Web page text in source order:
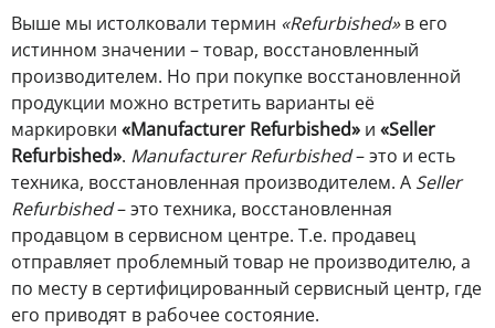
Выше мы истолковали термин «Refurbished»в его
истинном значении – товар, восстановленный
производителем. Но при покупке восстановленной
продукции можно встретить варианты её
маркировки «Manufacturer Refurbished» и «Seller
Refurbished». Manufacturer Refurbished– это и есть
техника, восстановленная производителем. А Seller
Refurbished– это техника, восстановленная
продавцом в сервисном центре. Т.е. продавец
отправляет проблемный товар не производителю, а
по месту в сертифицированный сервисный центр, где
его приводят в рабочее состояние.